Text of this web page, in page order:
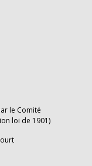
le Comité
loi de 1901)